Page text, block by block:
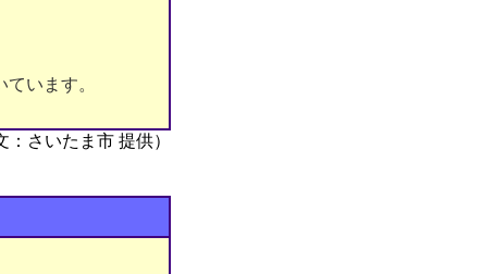
います。
：さいたま市 提供）